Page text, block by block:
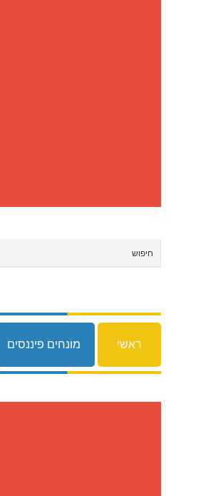
ראשי מונחים פיננסים